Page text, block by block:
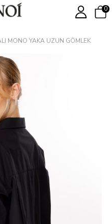
0
MONO YAKA UZUN GÖMLEK